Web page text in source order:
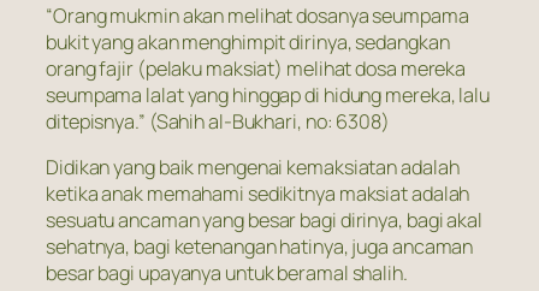
“Orang mukmin akan melihat dosanya seumpama
bukit yang akan menghimpit dirinya, sedangkan
orang fajir (pelaku maksiat) melihat dosa mereka
seumpama lalat yang hinggap di hidung mereka, lalu
ditepisnya.” (Sahih al-Bukhari, no: 6308)
Didikan yang baik mengenai kemaksiatan adalah
ketika anak memahami sedikitnya maksiat adalah
sesuatu ancaman yang besar bagi dirinya, bagi akal
sehatnya, bagi ketenangan hatinya, juga ancaman
besar bagi upayanya untuk beramal shalih.